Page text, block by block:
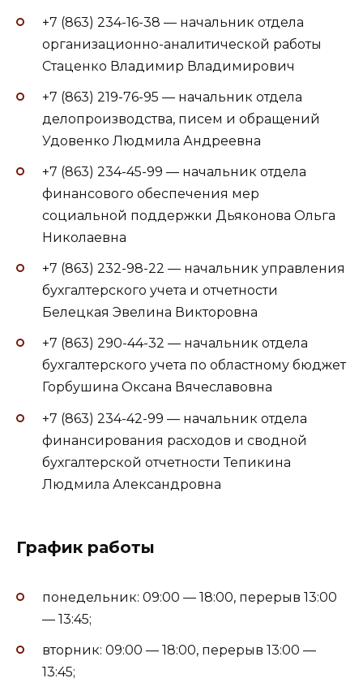
+7 (863) 234-16-38 — начальник отдела
организационно-аналитической работы
Стаценко Владимир Владимирович
+7 (863) 219-76-95 — начальник отдела
делопроизводства, писем и обращений
Удовенко Людмила Андреевна
+7 (863) 234-45-99 — начальник отдела
финансового обеспечения мер
социальной поддержки Дьяконова Ольга
Николаевна
+7 (863) 232-98-22 — начальник управления
бухгалтерского учета и отчетности
Белецкая Эвелина Викторовна
+7 (863) 290-44-32 — начальник отдела
бухгалтерского учета по областному бюджет
Горбушина Оксана Вячеславовна
+7 (863) 234-42-99 — начальник отдела
финансирования расходов и сводной
бухгалтерской отчетности Тепикина
Людмила Александровна
График работы
понедельник: 09:00 — 18:00, перерыв 13:00
— 13:45;
вторник: 09:00 — 18:00, перерыв 13:00 —
13:45;